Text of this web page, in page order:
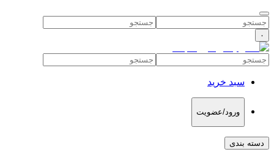
۰
سبد خرید
ورود/عضویت
دسته بندی